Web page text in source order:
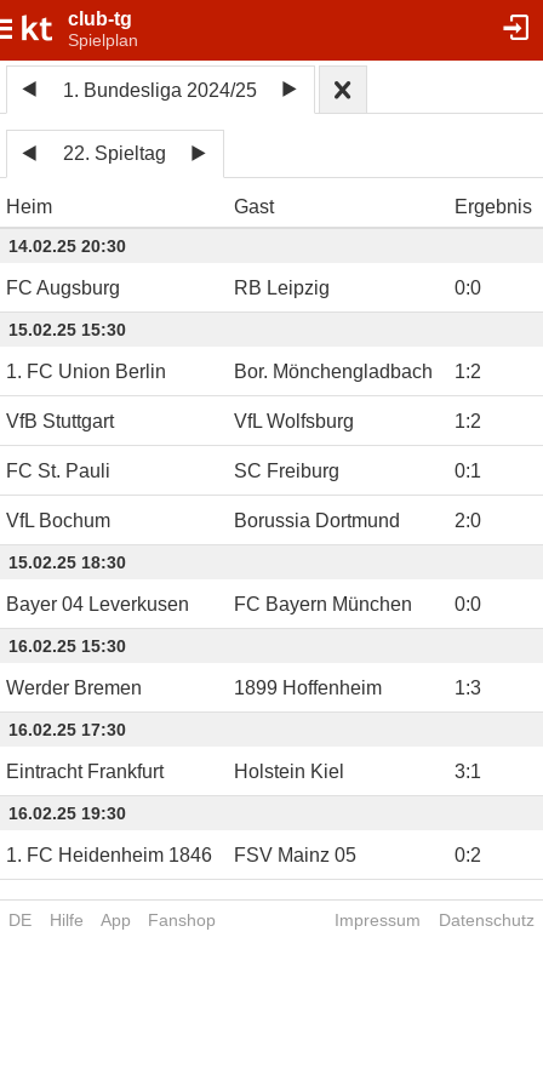
club-tg
Spielplan
1. Bundesliga 2024/25
22. Spieltag
Heim Gast Ergebnis
14.02.25 20:30
FC Augsburg RB Leipzig 0:0
15.02.25 15:30
1. FC Union Berlin Bor. Mönchengladbach 1:2
VfB Stuttgart VfL Wolfsburg 1:2
FC St. Pauli SC Freiburg 0:1
VfL Bochum Borussia Dortmund 2:0
15.02.25 18:30
Bayer 04 Leverkusen FC Bayern München 0:0
16.02.25 15:30
Werder Bremen 1899 Hoffenheim 1:3
16.02.25 17:30
Eintracht Frankfurt Holstein Kiel 3:1
16.02.25 19:30
1. FC Heidenheim 1846 FSV Mainz 05 0:2
DE Hilfe App Fanshop Impressum Datenschutz